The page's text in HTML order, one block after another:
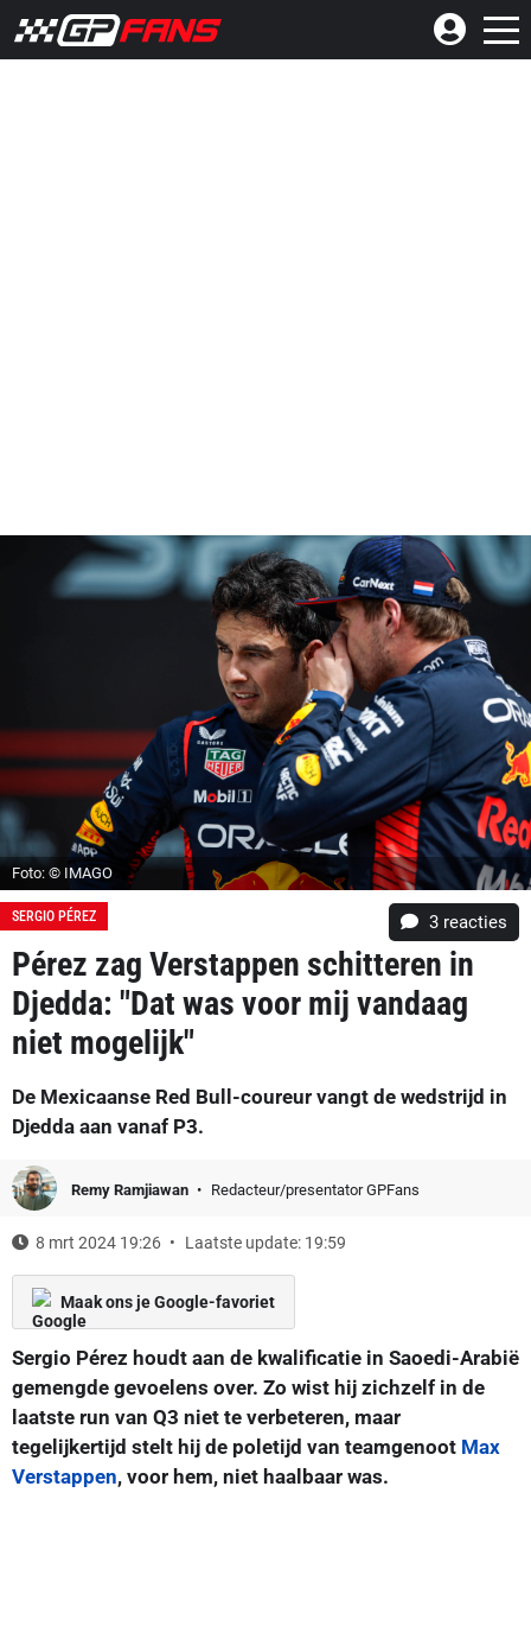
Foto: © IMAGO
SERGIO PÉREZ 3 reacties
Pérez zag Verstappen schitteren in
Djedda: "Dat was voor mij vandaag
niet mogelijk"
De Mexicaanse Red Bull-coureur vangt de wedstrijd in
Djedda aan vanaf P3.
Remy Ramjiawan Redacteur/presentator GPFans
8 mrt 2024 19:26 Laatste update: 19:59
Maak ons je Google-favoriet
Sergio Pérez houdt aan de kwalificatie in Saoedi-Arabië
gemengde gevoelens over. Zo wist hij zichzelf in de
laatste run van Q3 niet te verbeteren, maar
tegelijkertijd stelt hij de poletijd van teamgenoot Max
Verstappen, voor hem, niet haalbaar was.